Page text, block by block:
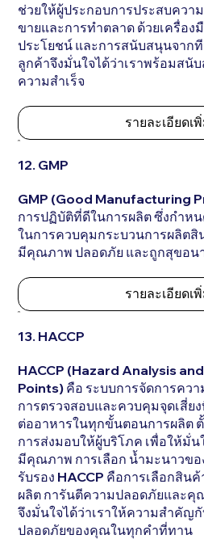
ช่วยให้ผู้ประกอบการประสบควา
ขายและการทำตลาด ด้วยเครื่อ
ประโยชน์ และการสนับสนุนจาก
ลูกค้าจึงมั่นใจได้ว่าเราพร้อมส
ความสำเร็จ
รายละเอียดเ
12. GMP
GMP (Good Manufacturing
การปฏิบัติที่ดีในการผลิต ซึ่งกำห
ในการควบคุมกระบวนการผลิต
มีคุณภาพ ปลอดภัย และถูกสุขอน
รายละเอียดเ
13. HACCP
HACCP (Hazard Analysis
Points) คือ ระบบการจัดการคว
การตรวจสอบและควบคุมจุดเสี่ย
ต่ออาหารในทุกขั้นตอนการผลิต
การส่งมอบให้ผู้บริโภค เพื่อให้มั่
มีคุณภาพ การเลือก น้ำมะนาวขอ
รับรอง HACCP คือการเลือกสิน
ผลิต การันตีความปลอดภัยและคุ
จึงมั่นใจได้ว่าเราให้ความสำคัญ
ปลอดภัยของคุณในทุกคำที่ทาน